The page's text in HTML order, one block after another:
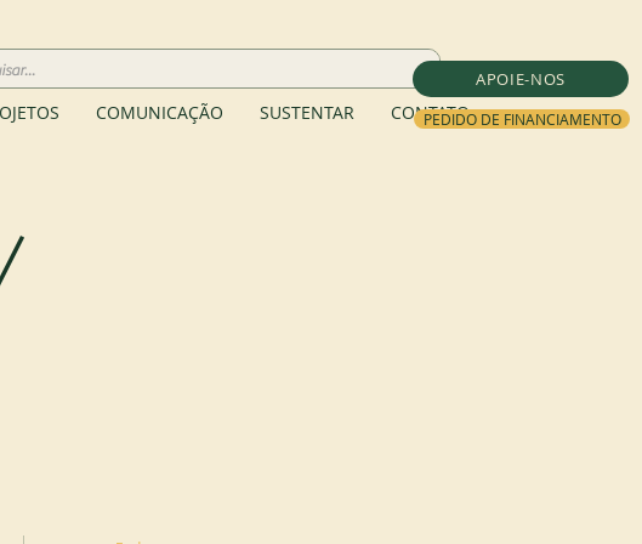
APOIE-NOS
PEDIDO DE FINANCIAMENTO
COMUNICAÇÃO SUSTENTAR CONTATO